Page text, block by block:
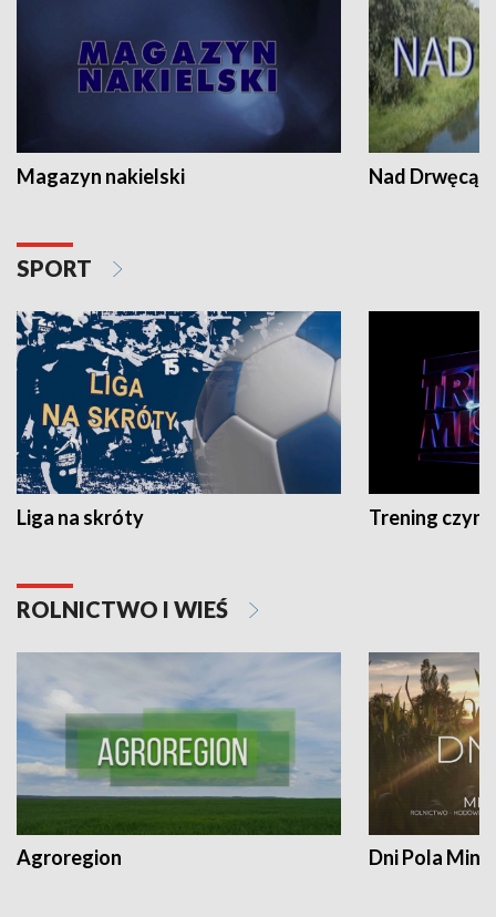
Magazyn nakielski Nad Drwęcą
SPORT
Liga na skróty Trening czyni
ROLNICTWO I WIEŚ
Agroregion Dni Pola